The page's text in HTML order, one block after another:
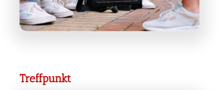
Treffpunkt